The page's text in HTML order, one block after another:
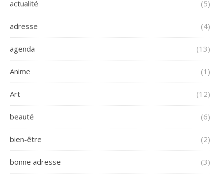
actualité (5)
adresse (4)
agenda (13)
Anime (1)
Art (12)
beauté (6)
bien-être (2)
bonne adresse (3)